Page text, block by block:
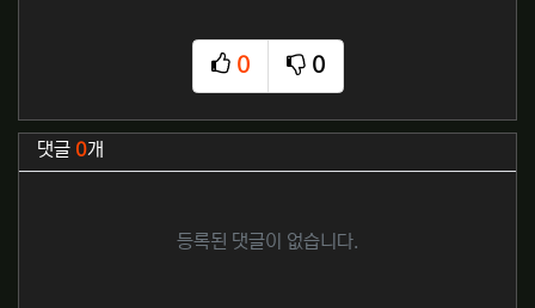
0
추천
0
비추천
관련자료
댓글 0개
등록된 댓글이 없습니다.